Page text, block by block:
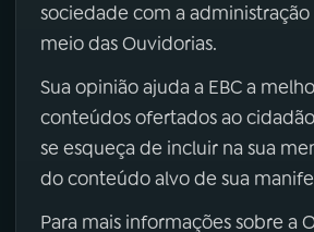
sociedade com a
meio das Ouvidorias.
Sua opinião ajuda a EBC a
conteúdos ofertados ao
se esqueça de incluir na sua
do conteúdo alvo de sua
Para mais informações sobre a